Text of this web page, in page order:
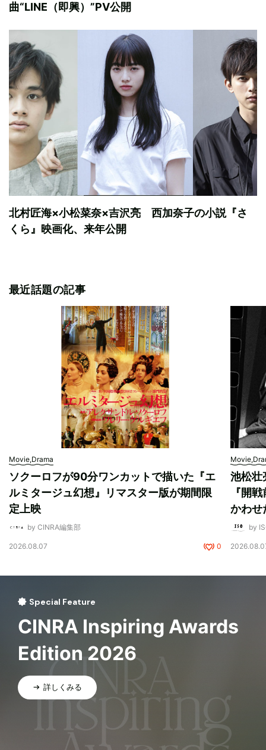
曲“LINE（即興）”PV公開
北村匠海×小松菜奈×吉沢亮 西加奈子の小説『さ
くら』映画化、来年公開
最近話題の記事
Movie,Drama
ソクーロフが90分ワンカットで描いた『エ
ルミタージュ幻想』リマスター版が期間限
定上映
by CINRA編集部
2026.08.07 0
池松壮
『開
かわせ
by
Special Feature
CINRA Inspiring Awards
Edition 2026
詳しくみる